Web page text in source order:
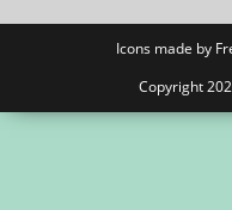
Icons made by
Copyright